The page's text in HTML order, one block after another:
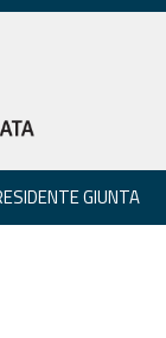
GIUNTA